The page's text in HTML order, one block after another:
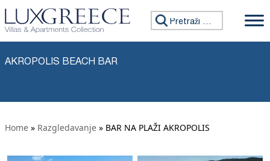
Preskoči na sadržaj
Tražiti:
AKROPOLIS BEACH BAR
Home » Razgledavanje » BAR NA PLAŽI AKROPOLIS